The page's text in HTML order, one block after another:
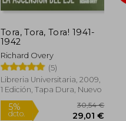
Tora, Tora, Tora! 1941-
1942
Richard Overy
(5)
Libreria Universitaria, 2009,
1 Edición, Tapa Dura, Nuevo